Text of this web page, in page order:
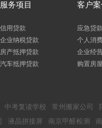
服务项目
信用贷款
企业纳税贷款
房产抵押贷款
汽车抵押贷款
客户
应急贷
个人消
企业经
购置房
中考复读学校 常州搬家公司
液晶拼接屏 南京甲醛检测